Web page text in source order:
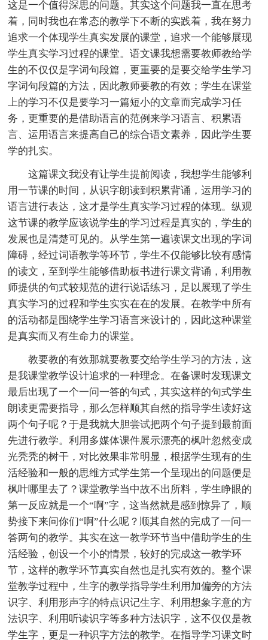
这是一个值得深思的问题。其实这个问题我一直在思考
着，同时我也在常态的教学下不断的实践着，我在努力
追求一个体现学生真实发展的课堂，追求一个能够展现
学生真实学习过程的课堂。语文课我想需要教师教给学
生的不仅仅是字词句段篇，更重要的是要交给学生学习
字词句段篇的方法，因此教师要教的有效；学生在课堂
上的学习不仅是要学习一篇短小的文章而完成学习任
务，更重要的是借助语言的范例来学习语言、积累语
言、运用语言来提高自己的综合语文素养，因此学生要
学的扎实。
这篇课文我没有让学生提前阅读，我想学生能够利
用一节课的时间，从识字朗读到积累背诵，运用学习的
语言进行表达，这才是学生真实学习过程的体现。纵观
这节课的教学应该说学生的学习过程是真实的，学生的
发展也是清楚可见的。从学生第一遍读课文出现的字词
障碍，经过词语教学等环节，学生不仅能够比较有感情
的读文，至到学生能够借助板书进行课文背诵，利用教
师提供的句式较规范的进行说话练习，足以展现了学生
真实学习的过程和学生实实在在的发展。在教学中所有
的活动都是围绕学生学习语言来设计的，因此这种课堂
是真实而又有生命力的课堂。
教要教的有效那就要教要交给学生学习的方法，这
是我课堂教学设计追求的一种理念。在备课时发现课文
最后出现了一个一问一答的句式，其实这样的句式学生
朗读更需要指导，那么怎样顺其自然的指导学生读好这
两个句子呢？于是我就大胆尝试把两个句子提到最前面
先进行教学。利用多媒体课件展示漂亮的枫叶忽然变成
光秃秃的树干，对比效果非常明显，根据学生现有的生
活经验和一般的思维方式学生第一个呈现出的问题便是
枫叶哪里去了？课堂教学当中故不出所料，学生睁眼的
第一反应就是一个“啊”字，这当然就是感到惊异了，顺
势接下来问你们“啊”什么呢？顺其自然的完成了一问一
答两句的教学。其实在这一教学环节当中借助学生的生
活经验，创设一个小的情景，较好的完成这一教学环
节，这样的教学环节真实自然也是扎实有效的。整个课
堂教学过程中，生字的教学指导学生利用加偏旁的方法
识字、利用形声字的特点识记生字、利用想象字意的方
法识字、利用听读识字等多种方法识字，这不仅仅是教
学生字，更是一种识字方法的教学。在指导学习课文时